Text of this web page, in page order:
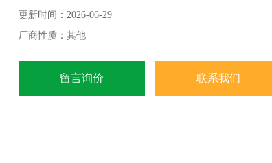
更新时间：2026-06-29
厂商性质：其他
留言询价 联系我们